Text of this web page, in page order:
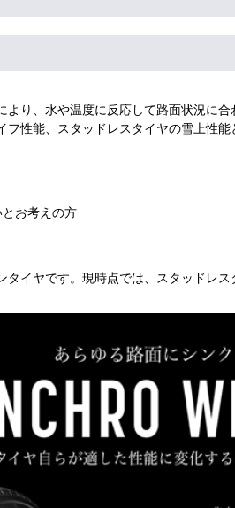
より、水や温度に反応して路面状況に
フ性能、スタッドレスタイヤの雪上性
お考えの方
タイヤです。現時点では、スタッドレ